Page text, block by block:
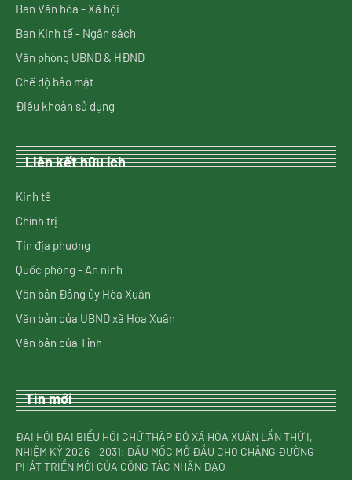
Ban Văn hóa - Xã hội
Ban Kinh tế - Ngân sách
Văn phòng UBND & HĐND
Chế độ bảo mật
Điều khoản sử dụng
Liên kết hữu ích
Kinh tế
Chính trị
Tin địa phương
Quốc phòng - An ninh
Văn bản Đảng ủy Hòa Xuân
Văn bản của UBND xã Hòa Xuân
Văn bản của Tỉnh
Tin mới
ĐẠI HỘI ĐẠI BIỂU HỘI CHỮ THẬP ĐỎ XÃ HÒA XUÂN LẦN THỨ I,
NHIỆM KỲ 2026 – 2031: DẤU MỐC MỞ ĐẦU CHO CHẶNG ĐƯỜNG
PHÁT TRIỂN MỚI CỦA CÔNG TÁC NHÂN ĐẠO